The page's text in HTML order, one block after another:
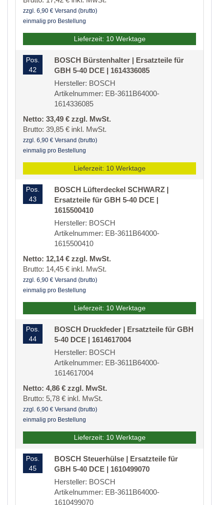
zzgl. 6,90 € Versand (brutto)
einmalig pro Bestellung
Lieferzeit: 10 Werktage
Pos.
42
BOSCH Bürstenhalter | Ersatzteile für
GBH 5-40 DCE | 1614336085
Hersteller: BOSCH
Artikelnummer: EB-3611B64000-
1614336085
Netto: 33,49 € zzgl. MwSt.
Brutto: 39,85 € inkl. MwSt.
zzgl. 6,90 € Versand (brutto)
einmalig pro Bestellung
Lieferzeit: 10 Werktage
Pos.
43
BOSCH Lüfterdeckel SCHWARZ |
Ersatzteile für GBH 5-40 DCE |
1615500410
Hersteller: BOSCH
Artikelnummer: EB-3611B64000-
1615500410
Netto: 12,14 € zzgl. MwSt.
Brutto: 14,45 € inkl. MwSt.
zzgl. 6,90 € Versand (brutto)
einmalig pro Bestellung
Lieferzeit: 10 Werktage
Pos.
44
BOSCH Druckfeder | Ersatzteile für GBH
5-40 DCE | 1614617004
Hersteller: BOSCH
Artikelnummer: EB-3611B64000-
1614617004
Netto: 4,86 € zzgl. MwSt.
Brutto: 5,78 € inkl. MwSt.
zzgl. 6,90 € Versand (brutto)
einmalig pro Bestellung
Lieferzeit: 10 Werktage
Pos.
45
BOSCH Steuerhülse | Ersatzteile für
GBH 5-40 DCE | 1610499070
Hersteller: BOSCH
Artikelnummer: EB-3611B64000-
1610499070